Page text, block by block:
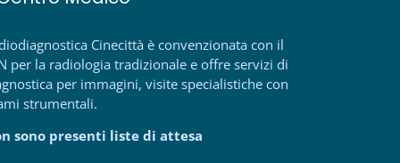
Cinecittà è convenzionata con il
per la radiologia tradizionale e offre servizi di
per immagini, visite specialistiche con
strumentali.
sono presenti liste di attesa